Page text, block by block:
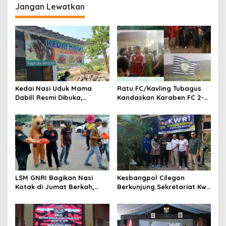
Persatuan
Jangan Lewatkan
Kedai Nasi Uduk Mama
Dabill Resmi Dibuka,
dengan Harga Ekonomis
Ratu FC/Kavling Tubagus
Kandaskan Karaben FC 2-0:
Kebersamaan Warga
Sindang Heula
LSM GNRI Bagikan Nasi
Kotak di Jumat Berkah,
Kesbangpol Cilegon
Berkunjung Sekretariat Kwri
Kemitraan yang kokoh